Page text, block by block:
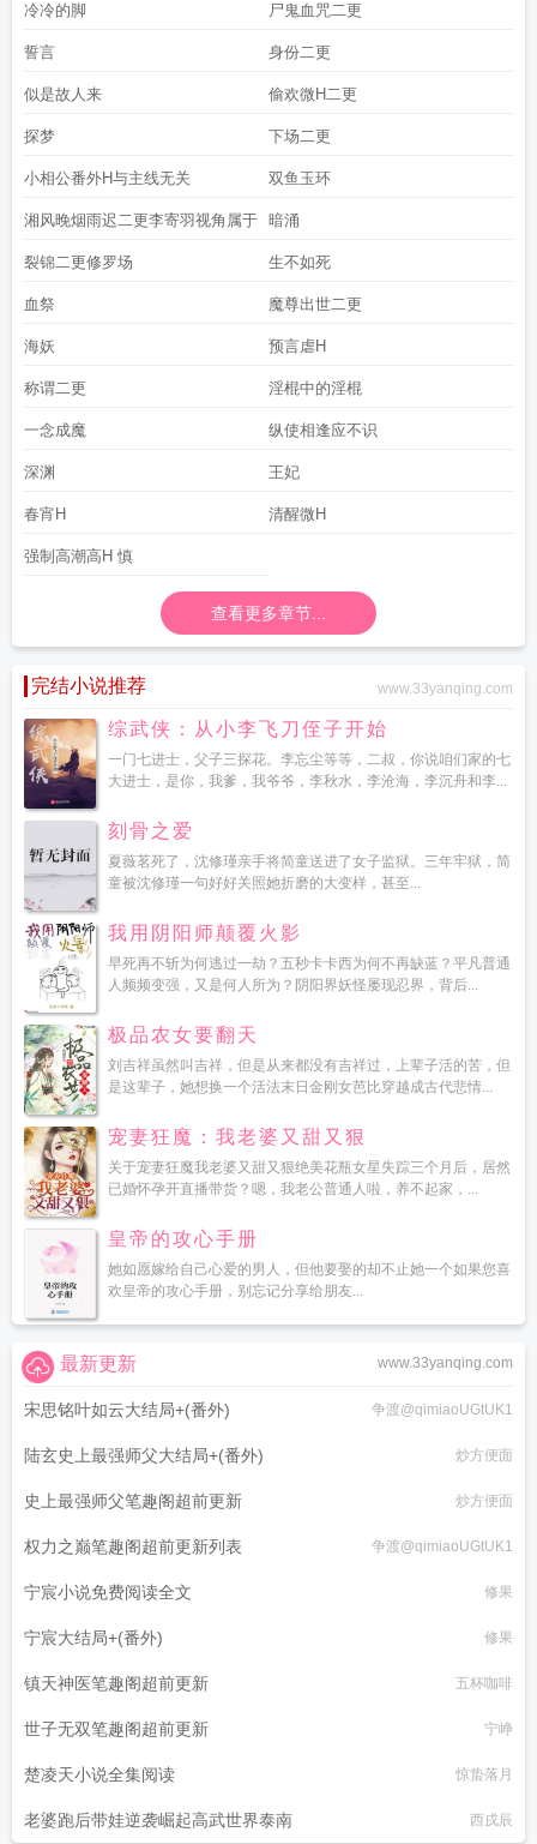
冷冷的脚 尸鬼血咒二更
誓言 身份二更
似是故人来 偷欢微H二更
探梦 下场二更
小相公番外H与主线无关 双鱼玉环
湘风晚烟雨迟二更李寄羽视角属于 暗涌
裂锦二更修罗场 生不如死
血祭 魔尊出世二更
海妖 预言虐H
称谓二更 淫棍中的淫棍
一念成魔 纵使相逢应不识
深渊 王妃
春宵H 清醒微H
强制高潮高H 慎
查看更多章节...
完结小说推荐 www.33yanqing.com
综武侠：从小李飞刀侄子开始
一门七进士，父子三探花。李忘尘等等，二叔，你说咱们家的七
大进士，是你，我爹，我爷爷，李秋水，李沧海，李沉舟和李...
刻骨之爱
夏薇茗死了，沈修瑾亲手将简童送进了女子监狱。三年牢狱，简
童被沈修瑾一句好好关照她折磨的大变样，甚至...
我用阴阳师颠覆火影
早死再不斩为何逃过一劫？五秒卡卡西为何不再缺蓝？平凡普通
人频频变强，又是何人所为？阴阳界妖怪屡现忍界，背后...
极品农女要翻天
刘吉祥虽然叫吉祥，但是从来都没有吉祥过，上辈子活的苦，但
是这辈子，她想换一个活法末日金刚女芭比穿越成古代悲情...
宠妻狂魔：我老婆又甜又狠
关于宠妻狂魔我老婆又甜又狠绝美花瓶女星失踪三个月后，居然
已婚怀孕开直播带货？嗯，我老公普通人啦，养不起家，...
皇帝的攻心手册
她如愿嫁给自己心爱的男人，但他要娶的却不止她一个如果您喜
欢皇帝的攻心手册，别忘记分享给朋友...
www.33yanqing.com
最新更新
宋思铭叶如云大结局+(番外) 争渡@qimiaoUGtUK1
陆玄史上最强师父大结局+(番外) 炒方便面
史上最强师父笔趣阁超前更新 炒方便面
权力之巅笔趣阁超前更新列表 争渡@qimiaoUGtUK1
宁宸小说免费阅读全文 修果
宁宸大结局+(番外) 修果
镇天神医笔趣阁超前更新 五杯咖啡
世子无双笔趣阁超前更新 宁峥
楚凌天小说全集阅读 惊蛰落月
老婆跑后带娃逆袭崛起高武世界泰南 西戌辰